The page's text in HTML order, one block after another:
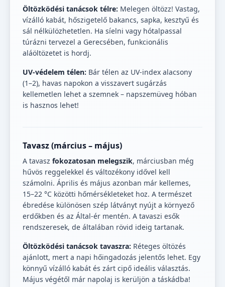
Öltözködési tanácsok télre: Melegen öltözz! Vastag,
vízálló kabát, hőszigetelő bakancs, sapka, kesztyű és
sál nélkülözhetetlen. Ha síelni vagy hótalpassal
túrázni tervezel a Gerecsében, funkcionális
aláöltözetet is hordj.
UV-védelem télen: Bár télen az UV-index alacsony
(1–2), havas napokon a visszavert sugárzás
kellemetlen lehet a szemnek – napszemüveg hóban
is hasznos lehet!
Tavasz (március – május)
A tavasz fokozatosan melegszik, márciusban még
hűvös reggelekkel és változékony idővel kell
számolni. Április és május azonban már kellemes,
15–22 °C közötti hőmérsékleteket hoz. A természet
ébredése különösen szép látványt nyújt a környező
erdőkben és az Által-ér mentén. A tavaszi esők
rendszeresek, de általában rövid ideig tartanak.
Öltözködési tanácsok tavaszra: Réteges öltözés
ajánlott, mert a napi hőingadozás jelentős lehet. Egy
könnyű vízálló kabát és zárt cipő ideális választás.
Május végétől már napolaj is kerüljön a táskádba!